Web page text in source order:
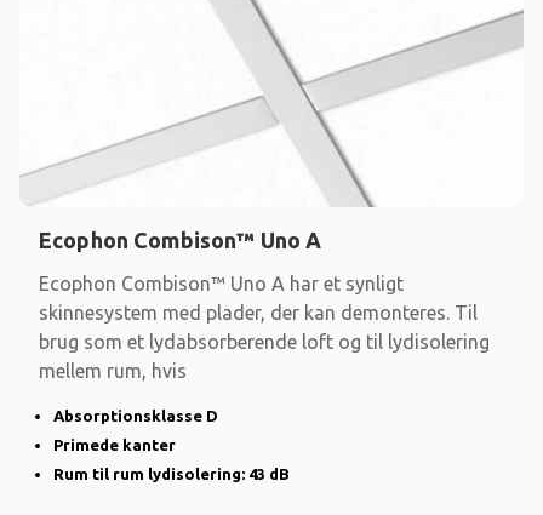
Ecophon Combison™ Uno A
Ecophon Combison™ Uno A har et synligt
skinnesystem med plader, der kan demonteres. Til
brug som et lydabsorberende loft og til lydisolering
mellem rum, hvis
Absorptionsklasse D
Primede kanter
Rum til rum lydisolering: 43 dB